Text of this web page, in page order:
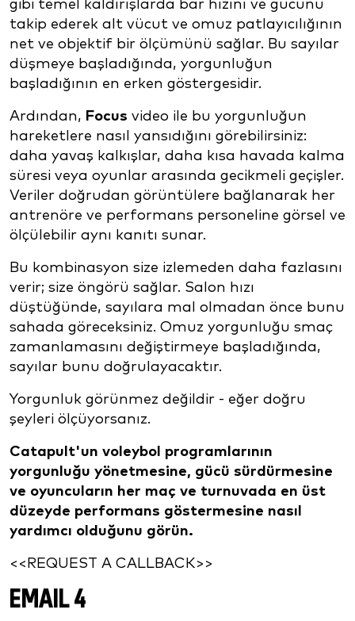
gibi temel kaldırışlarda bar hızını ve gücünü
takip ederek alt vücut ve omuz patlayıcılığının
net ve objektif bir ölçümünü sağlar. Bu sayılar
düşmeye başladığında, yorgunluğun
başladığının en erken göstergesidir.
Ardından, Focus video ile bu yorgunluğun
hareketlere nasıl yansıdığını görebilirsiniz:
daha yavaş kalkışlar, daha kısa havada kalma
süresi veya oyunlar arasında gecikmeli geçişler.
Veriler doğrudan görüntülere bağlanarak her
antrenöre ve performans personeline görsel ve
ölçülebilir aynı kanıtı sunar.
Bu kombinasyon size izlemeden daha fazlasını
verir; size öngörü sağlar. Salon hızı
düştüğünde, sayılara mal olmadan önce bunu
sahada göreceksiniz. Omuz yorgunluğu smaç
zamanlamasını değiştirmeye başladığında,
sayılar bunu doğrulayacaktır.
Yorgunluk görünmez değildir - eğer doğru
şeyleri ölçüyorsanız.
Catapult'un voleybol programlarının
yorgunluğu yönetmesine, gücü sürdürmesine
ve oyuncuların her maç ve turnuvada en üst
düzeyde performans göstermesine nasıl
yardımcı olduğunu görün.
<<REQUEST A CALLBACK>>
EMAIL 4